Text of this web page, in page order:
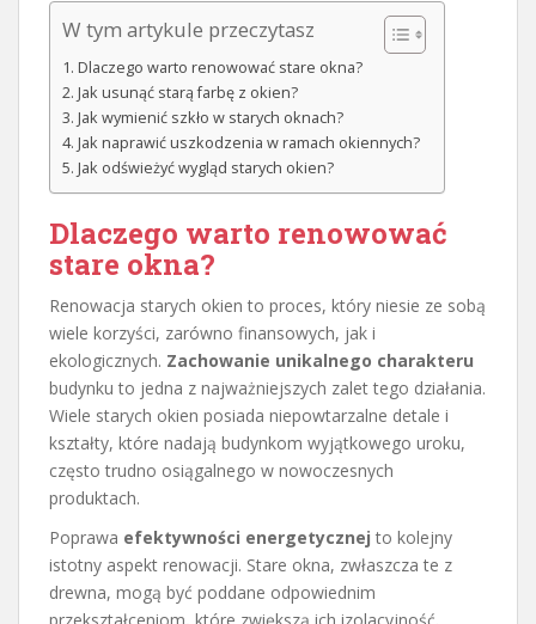
W tym artykule przeczytasz
Dlaczego warto renowować stare okna?
Jak usunąć starą farbę z okien?
Jak wymienić szkło w starych oknach?
Jak naprawić uszkodzenia w ramach okiennych?
Jak odświeżyć wygląd starych okien?
Dlaczego warto renowować
stare okna?
Renowacja starych okien to proces, który niesie ze sobą
wiele korzyści, zarówno finansowych, jak i
ekologicznych. Zachowanie unikalnego charakteru
budynku to jedna z najważniejszych zalet tego działania.
Wiele starych okien posiada niepowtarzalne detale i
kształty, które nadają budynkom wyjątkowego uroku,
często trudno osiągalnego w nowoczesnych
produktach.
Poprawa efektywności energetycznej to kolejny
istotny aspekt renowacji. Stare okna, zwłaszcza te z
drewna, mogą być poddane odpowiednim